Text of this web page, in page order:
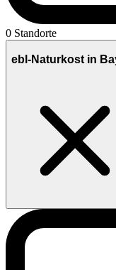
0 Standorte
ebl-Naturkost in